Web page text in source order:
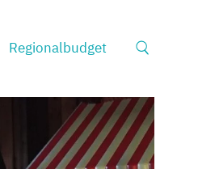
Regionalbudget
Suche